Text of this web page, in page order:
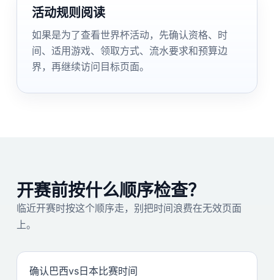
活动规则阅读
如果是为了查看世界杯活动，先确认资格、时
间、适用游戏、领取方式、流水要求和预算边
界，再继续访问目标页面。
开赛前按什么顺序检查？
临近开赛时按这个顺序走，别把时间浪费在无效页面
上。
确认巴西vs日本比赛时间